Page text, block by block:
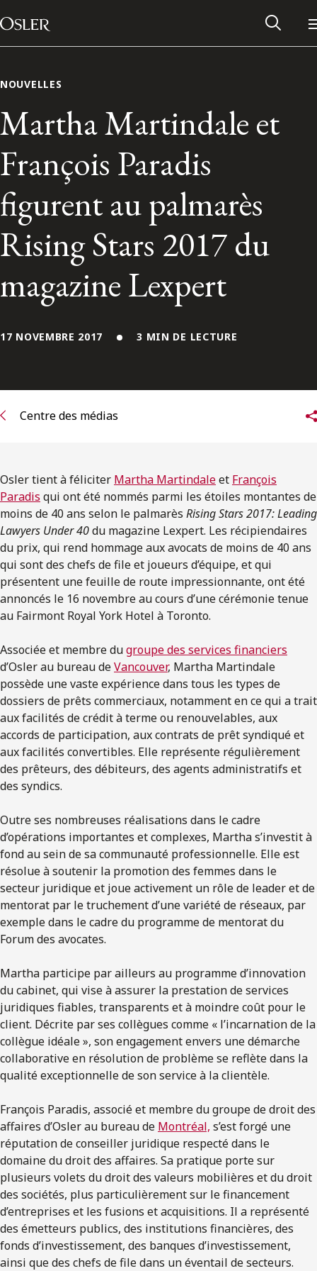
Passer au contenu
Main Navigation
Réseau des anciens d’Osler
Contactez-nous
S’abonner
NOUVELLES
Martha Martindale et
François Paradis
figurent au palmarès
Rising Stars 2017 du
magazine Lexpert
17 NOVEMBRE 2017 3 MIN DE LECTURE
Centre des médias
Osler tient à féliciter Martha Martindaleet François
Paradis qui ont été nommés parmi les étoiles montantes de
moins de 40 ans selon le palmarès Rising Stars 2017: Leading
Lawyers Under 40du magazine Lexpert. Les récipiendaires
du prix, qui rend hommage aux avocats de moins de 40 ans
qui sont des chefs de file et joueurs d’équipe, et qui
présentent une feuille de route impressionnante, ont été
annoncés le 16 novembre au cours d’une cérémonie tenue
au Fairmont Royal York Hotel à Toronto.
Associée et membre dugroupe des services financiers
d’Osler au bureau deVancouver, Martha Martindale
possède une vaste expérience dans tous les types de
dossiers de prêts commerciaux, notamment en ce qui a trait
aux facilités de crédit à terme ou renouvelables, aux
accords de participation, aux contrats de prêt syndiqué et
aux facilités convertibles. Elle représente régulièrement
des prêteurs, des débiteurs, des agents administratifs et
des syndics.
Outre ses nombreuses réalisations dans le cadre
d’opérations importantes et complexes, Martha s’investit à
fond au sein de sa communauté professionnelle. Elle est
résolue à soutenir la promotion des femmes dans le
secteur juridique et joue activement un rôle de leader et de
mentorat par le truchement d’une variété de réseaux, par
exemple dans le cadre du programme de mentorat du
Forum des avocates.
Martha participe par ailleurs au programme d’innovation
du cabinet, qui vise à assurer la prestation de services
juridiques fiables, transparents et à moindre coût pour le
client. Décrite par ses collègues comme « l’incarnation de la
collègue idéale », son engagement envers une démarche
collaborative en résolution de problème se reflète dans la
qualité exceptionnelle de son service à la clientèle.
François Paradis, associé et membre du groupe de droit des
affaires d’Osler au bureau de Montréal, s’est forgé une
réputation de conseiller juridique respecté dans le
domaine du droit des affaires. Sa pratique porte sur
plusieurs volets du droit des valeurs mobilières et du droit
des sociétés, plus particulièrement sur le financement
d’entreprises et les fusions et acquisitions. Il a représenté
des émetteurs publics, des institutions financières, des
fonds d’investissement, des banques d’investissement,
ainsi que des chefs de file dans un éventail de secteurs.